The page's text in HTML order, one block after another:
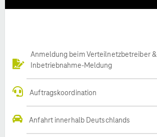
Anmeldung beim Verteilnetzbetreiber &
Inbetriebnahme-Meldung
Auftragskoordination
Anfahrt innerhalb Deutschlands